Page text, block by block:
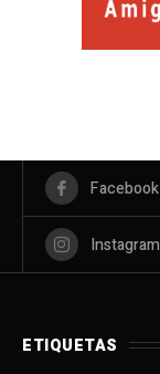
Facebook
Instagram
ETIQUETAS